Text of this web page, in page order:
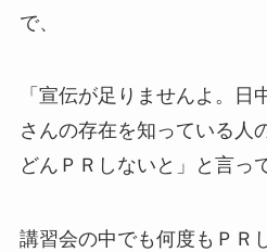
で、
「宣伝が足りませんよ。日
さんの存在を知っている人
どんＰＲしないと」と言っ
講習会の中でも何度もＰＲ